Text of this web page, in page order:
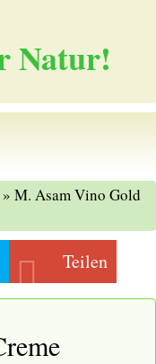
Natur!
» M. Asam Vino Gold
Teilen